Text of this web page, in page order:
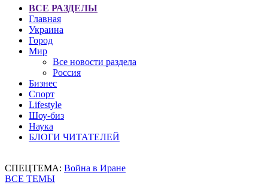
ВСЕ РАЗДЕЛЫ
Главная
Украина
Город
Мир
Все новости раздела
Россия
Бизнес
Спорт
Lifestyle
Шоу-биз
Наука
БЛОГИ ЧИТАТЕЛЕЙ
СПЕЦТЕМА: Война в Иране
ВСЕ ТЕМЫ